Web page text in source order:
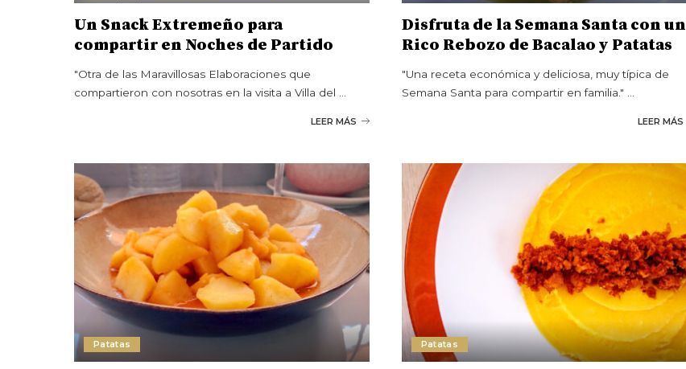
Un Snack Extremeño para
compartir en Noches de Partido
"Otra de las Maravillosas Elaboraciones que
compartieron con nosotras en la visita a Villa del
LEER MÁS
Disfruta de la Semana Santa con un
Rico Rebozo de Bacalao y Patatas
"Una receta económica y deliciosa, muy típica de
Semana Santa para compartir en familia."
LEER MÁS
Patatas Patatas